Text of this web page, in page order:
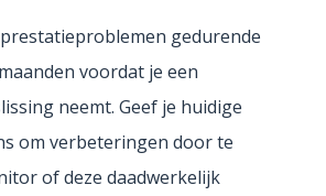
gedurende
voordat je een
neemt. Geef je huidige
om verbeteringen door te
of deze daadwerkelijk